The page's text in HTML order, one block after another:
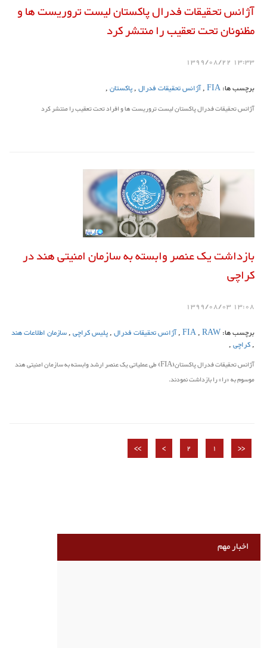
آژانس تحقیقات فدرال پاکستان لیست تروریست ها و
مظنونان تحت تعقیب را منتشر کرد
13:33 1399/08/22
برچسب ها:FIA
,آژانس تحقیقات فدرال,پاکستان,
آژانس تحقیقات فدرال پاکستان لیست تروریست ها و افراد تحت تعقیب را منتشر کرد
بازداشت یک عنصر وابسته به سازمان امنیتی هند در
کراچی
13:08 1399/08/03
برچسب ها:
FIA,RAW
,آژانس تحقیقات فدرال,پلیس کراچی,سازمان اطلاعات هند
,کراچی,
آژانس تحقیقات فدرال پاکستان(FIA) طی عملیاتی یک عنصر ارشد وابسته به سازمان امنیتی هند
موسوم به «را» را بازداشت نمودند.
<<
1
2
>
>>
اخبار مهم